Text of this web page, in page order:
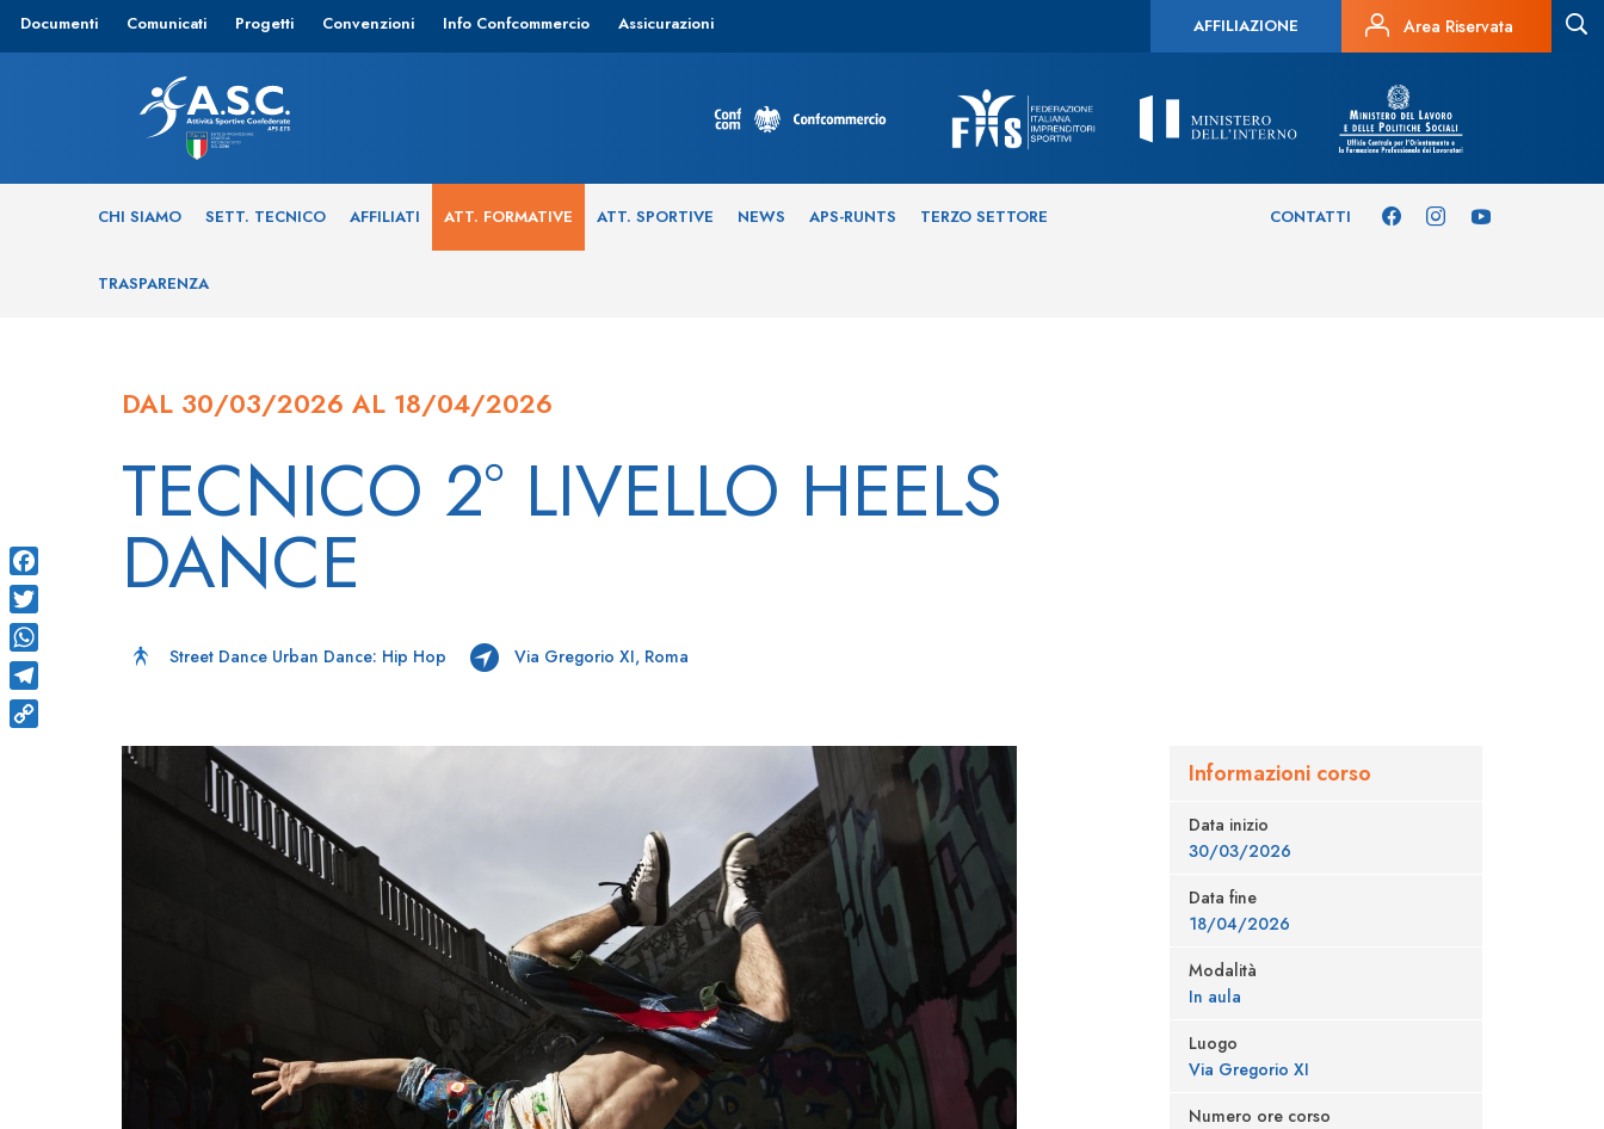
Documenti Comunicati Progetti Convenzioni Info Confcommercio Assicurazioni AFFILIAZIONE Area Riservata
CHI SIAMO SETT. TECNICO AFFILIATI ATT. FORMATIVE ATT. SPORTIVE NEWS APS-RUNTS TERZO SETTORE
TRASPARENZA
CONTATTI
DAL 30/03/2026 AL 18/04/2026
TECNICO 2° LIVELLO HEELS
DANCE
Street Dance Urban Dance: Hip Hop Via Gregorio XI, Roma
Informazioni corso
Data inizio
30/03/2026
Data fine
18/04/2026
Modalità
In aula
Luogo
Via Gregorio XI
Numero ore corso
Facebook
Twitter
WhatsApp
Telegram